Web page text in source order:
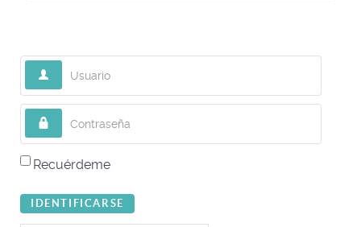
Contraseña
Recuérdeme
IDENTIFICARSE